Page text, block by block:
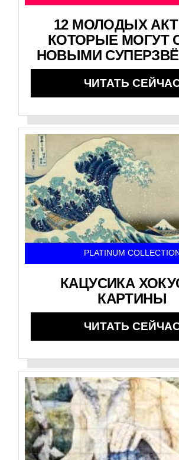
12 МОЛОДЫХ
КОТОРЫЕ МОГУТ
НОВЫМИ
ЧИТАТЬ
PLATINUM COLLECTION
КАЦУСИКА
КАРТИНЫ
ЧИТАТЬ